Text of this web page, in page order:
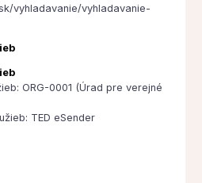
vyhladavanie/vyhladavanie-
ORG-0001 (Úrad pre verejné
TED eSender